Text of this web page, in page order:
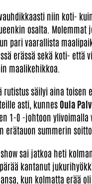
niin koti-
osalta. Molemmat
pari vaarallista
erässä sekä koti- että
maalikehikkoa.
rutistus säilyi aina toisen
asti, kunnes Oula
1-0 -johtoon ylivoimalla
erätauon summerin
sai jatkoa heti
kantanut
kun kolmatta erää